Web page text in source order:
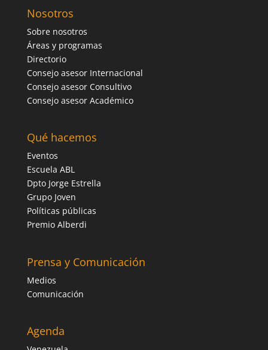
Nosotros
Sobre nosotros
Áreas y programas
Directorio
Consejo asesor Internacional
Consejo asesor Consultivo
Consejo asesor Académico
Qué hacemos
Eventos
Escuela ABL
Dpto Jorge Estrella
Grupo Joven
Políticas públicas
Premio Alberdi
Prensa y Comunicación
Medios
Comunicación
Agenda